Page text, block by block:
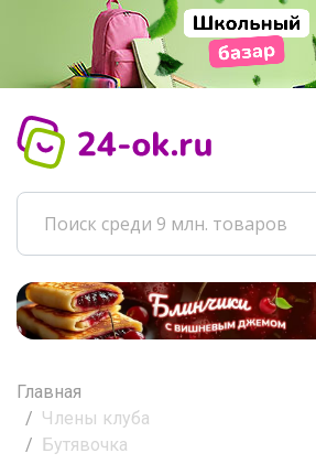
Главная
Члены клуба
Бутявочка